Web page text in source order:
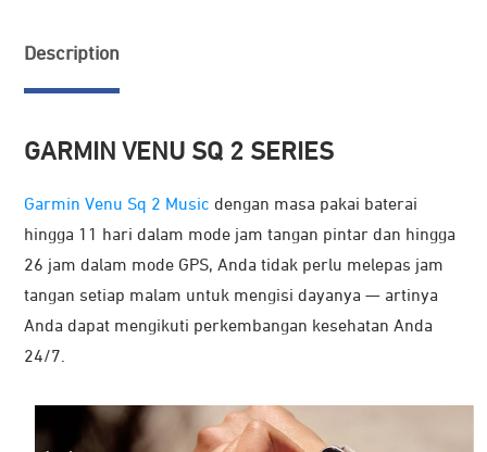
Description
GARMIN VENU SQ 2 SERIES
Garmin Venu Sq 2 Music dengan masa pakai baterai
hingga 11 hari dalam mode jam tangan pintar dan hingga
26 jam dalam mode GPS, Anda tidak perlu melepas jam
tangan setiap malam untuk mengisi dayanya — artinya
Anda dapat mengikuti perkembangan kesehatan Anda
24/7.